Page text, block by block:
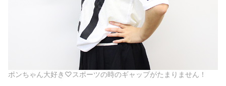
ポンちゃん大好き♡スポーツの時のギャップがたまりません！